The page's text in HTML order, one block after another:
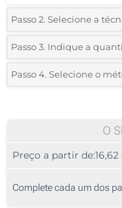
Passo 2. Selecione a
*Selecione o tipo de
1 Cor (Na frente)
Transferência digital a
Passo 3. Indique a
*Quantidade mínima:5
10
25
Passo 4. Selecione o
O
Preço a partir de:
Complete cada um dos